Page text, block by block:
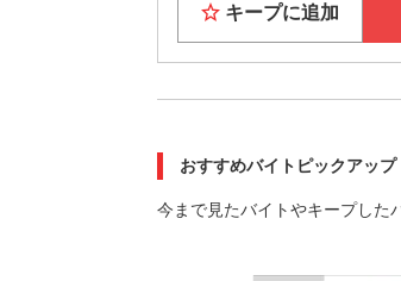
キープに追加
おすすめバイトピックアップ
今まで見たバイトやキープした